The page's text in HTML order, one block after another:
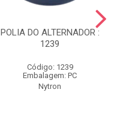
POLIA DO ALTERNADOR :
1239
Código: 1239
Embalagem: PC
Nytron